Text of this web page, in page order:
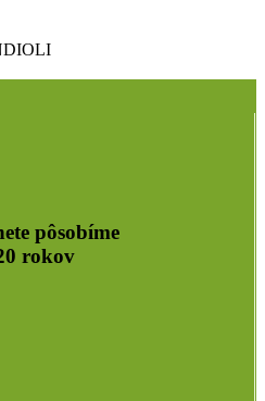
pôsobíme
rokov